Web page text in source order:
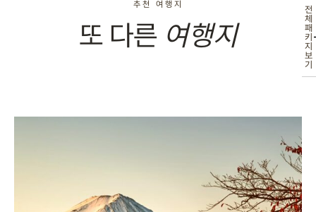
추천 여행지
또 다른 여행지
전
체
패
키
지
보
기